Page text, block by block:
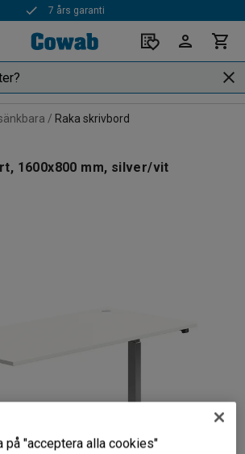
7 års garanti
Snabba leveranser
Raka skrivbord
1600x800 mm, silver/vit
på "acceptera alla cookies"